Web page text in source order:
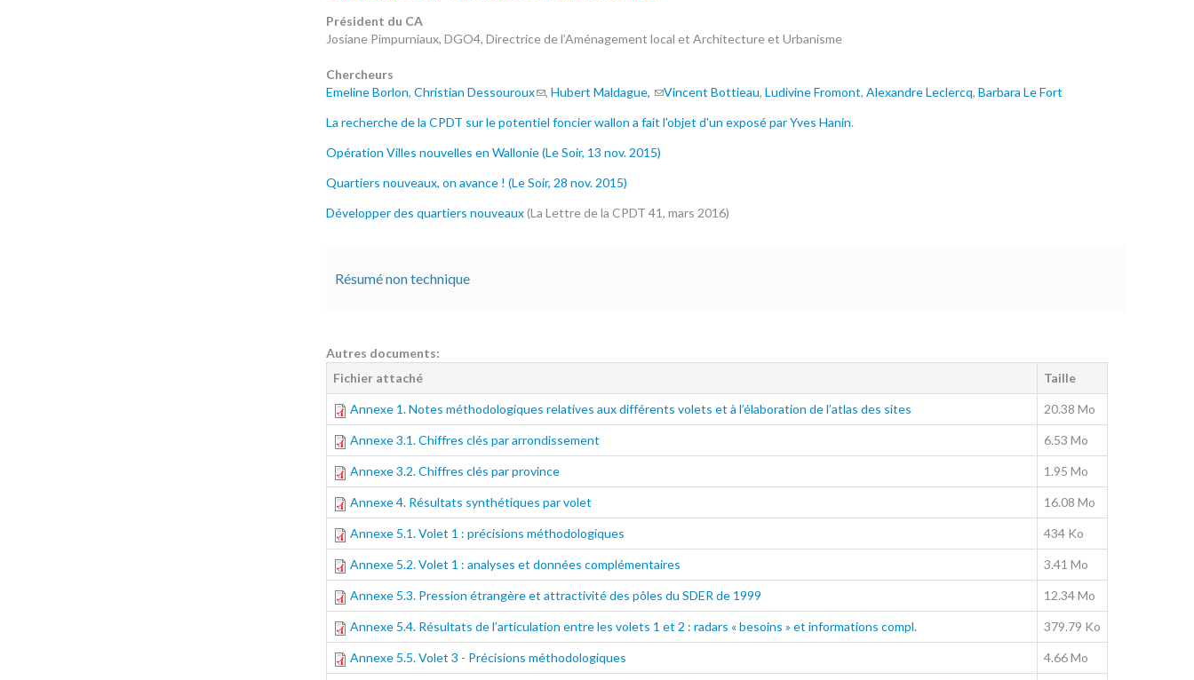
Président du CA
Josiane Pimpurniaux, DGO4, Directrice de l’Aménagement local et Architecture et Urbanisme
Chercheurs
Emeline Borlon, Christian Dessouroux , Hubert Maldague, Vincent Bottieau, Ludivine Fromont, Alexandre Leclercq, Barbara Le Fort
La recherche de la CPDT sur le potentiel foncier wallon a fait l'objet d'un exposé par Yves Hanin.
Opération Villes nouvelles en Wallonie (Le Soir, 13 nov. 2015)
Quartiers nouveaux, on avance ! (Le Soir, 28 nov. 2015)
Développer des quartiers nouveaux(La Lettre de la CPDT 41, mars 2016)
Résumé non technique
Autres documents:
Fichier attaché
Taille
Annexe 1. Notes méthodologiques relatives aux différents volets et à l’élaboration de l’atlas des sites 20.38 Mo
Annexe 3.1. Chiffres clés par arrondissement 6.53 Mo
Annexe 3.2. Chiffres clés par province 1.95 Mo
Annexe 4. Résultats synthétiques par volet 16.08 Mo
Annexe 5.1. Volet 1 : précisions méthodologiques 434 Ko
Annexe 5.2. Volet 1 : analyses et données complémentaires 3.41 Mo
Annexe 5.3. Pression étrangère et attractivité des pôles du SDER de 1999 12.34 Mo
Annexe 5.4. Résultats de l’articulation entre les volets 1 et 2 : radars « besoins » et informations compl. 379.79 Ko
Annexe 5.5. Volet 3 - Précisions méthodologiques 4.66 Mo